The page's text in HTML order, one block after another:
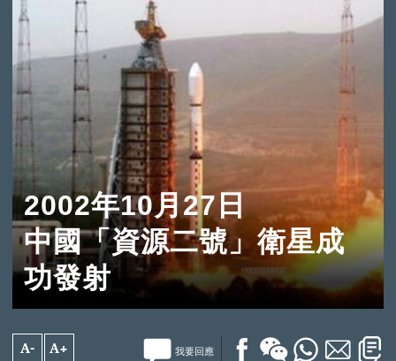
2002年10月27日
中國「資源二號」衛星成
功發射
A- A+ 我要回應